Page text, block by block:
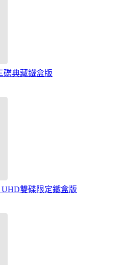
碟典藏鐵盒版
雙碟限定鐵盒版